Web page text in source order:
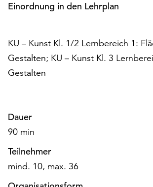
der
Schaltfläche
„Cookie-
Einstellungen“
zur
Cookies
werden
auch
ohne
Ihr
Einverständnis
weiterhin
Einordnung in den Lehrplan
KU – Kunst Kl. 1/2 Lernbereich 1:
Gestalten; KU – Kunst Kl. 3
Gestalten
Dauer
90 min
Teilnehmer
mind. 10, max. 36